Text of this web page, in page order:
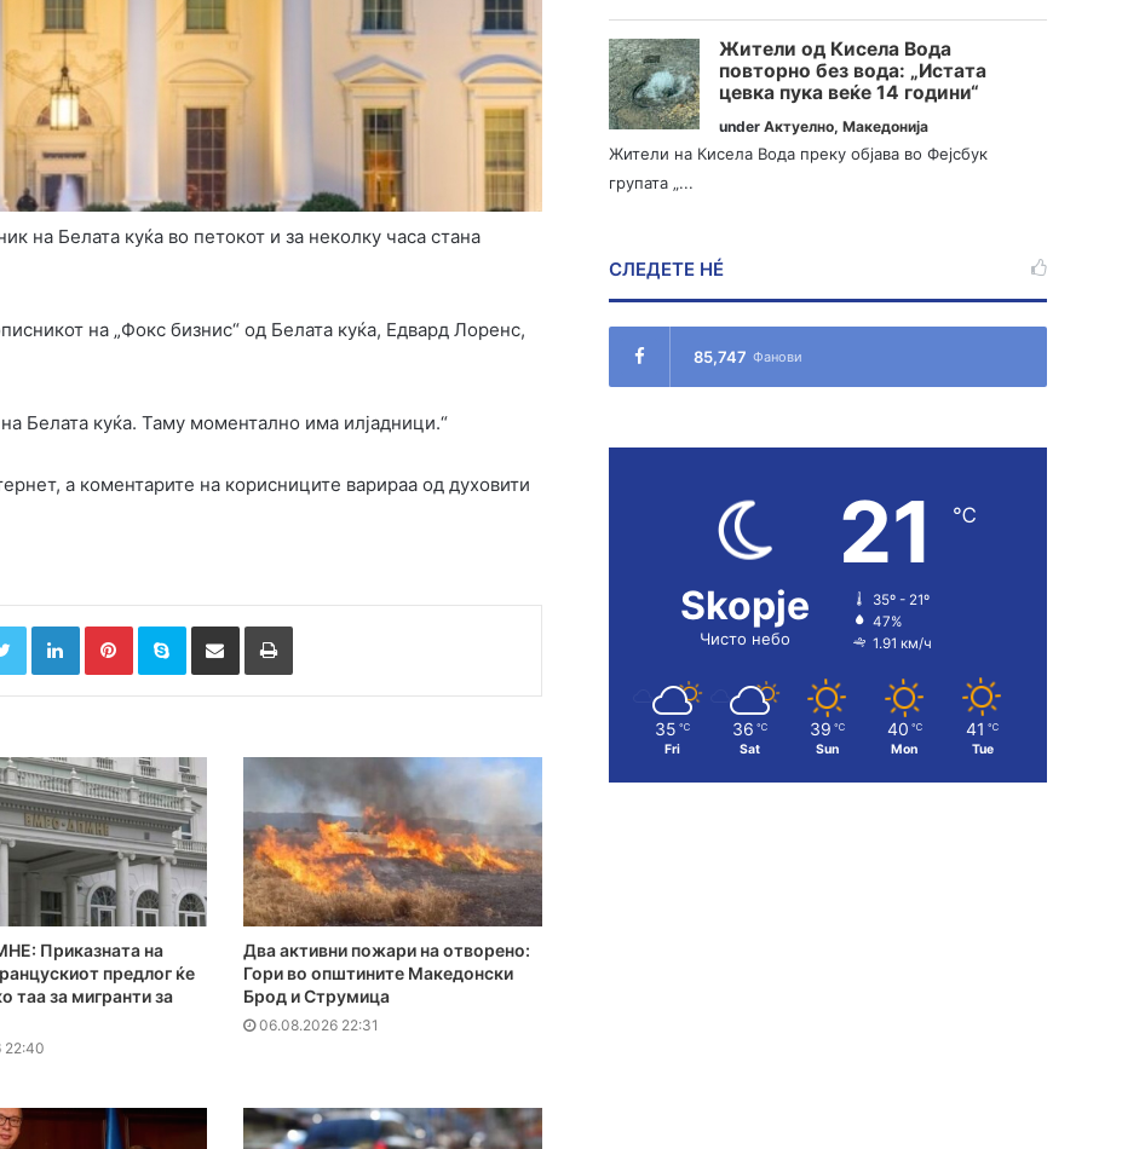
на Белата куќа во петокот и за неколку часа стана
на „Фокс бизнис“ од Белата куќа, Едвард Лоренс,
Белата куќа. Таму моментално има илјадници.“
а коментарите на корисниците варираа од духовити
TwitterLinkedInPinterestSkype Сподели преку Е-маил Испринтај
Приказната на
предлог ќе
таа за мигранти за
22:40
Два активни пожари на отворено:
Гори во општините Македонски
Брод и Струмица
06.08.2026 22:31
Жители од Кисела Вода
повторно без вода: „Истата
цевка пука веќе 14 години“
underАктуелно,Македонија
Жители на Кисела Вода преку објава во Фејсбук
групата „...
СЛЕДЕТЕ НÉ
85,747 Фанови
Skopje
Чисто небо
21 ℃
35º - 21º
47%
1.91 км/ч
35 ℃
Fri
36 ℃
Sat
39 ℃
Sun
40 ℃
Mon
41 ℃
Tue